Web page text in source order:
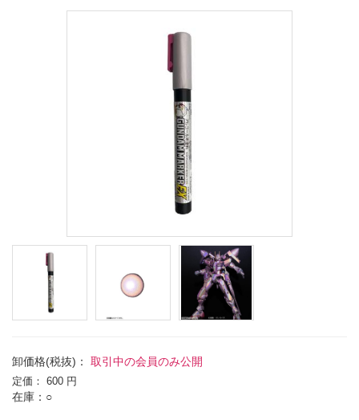
卸価格(税抜)： 取引中の会員のみ公開
定価： 600 円
在庫：○